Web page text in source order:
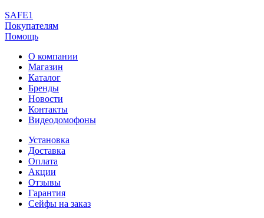
SAFE1
Покупателям
Помощь
О компании
Магазин
Каталог
Бренды
Новости
Контакты
Видеодомофоны
Установка
Доставка
Оплата
Акции
Отзывы
Гарантия
Сейфы на заказ